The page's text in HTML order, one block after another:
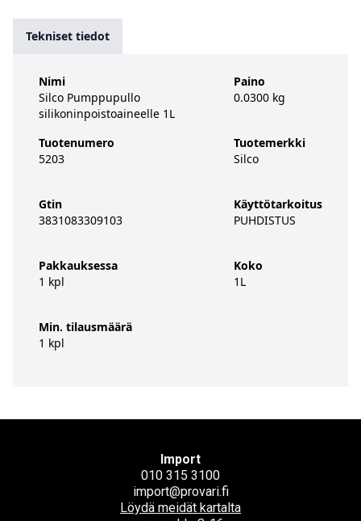
Tekniset tiedot
Nimi
Silco Pumppupullo
silikoninpoistoaineelle 1L
Tuotenumero
5203
Gtin
3831083309103
Pakkauksessa
1 kpl
Min. tilausmäärä
1 kpl
Paino
0.0300 kg
Tuotemerkki
Silco
Käyttötarkoitus
PUHDISTUS
Koko
1L
Import
010 315 3100
import@provari.fi
Löydä meidät kartalta